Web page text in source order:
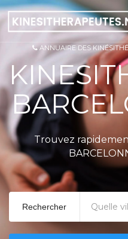
ANNUAIRE DES
Trouvez
Rechercher